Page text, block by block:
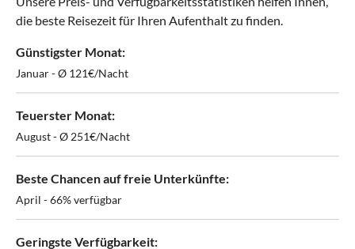
die beste Reisezeit für Ihren Aufenthalt zu finden.
Günstigster Monat:
Januar - Ø 121€/Nacht
Teuerster Monat:
August - Ø 251€/Nacht
Beste Chancen auf freie Unterkünfte:
April - 66% verfügbar
Geringste Verfügbarkeit: